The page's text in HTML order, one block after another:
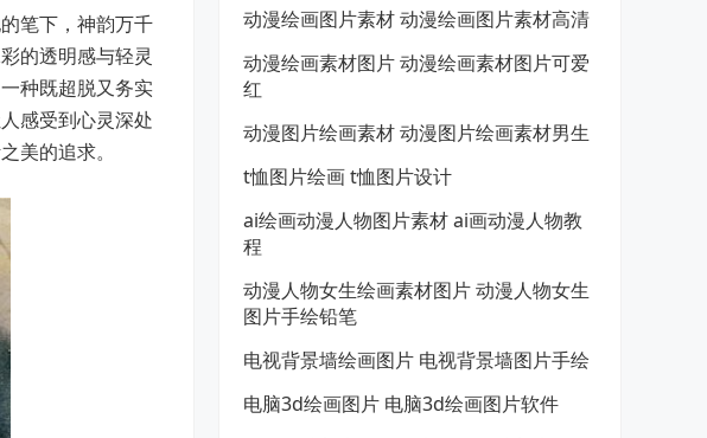
笔下，神韵万千
的透明感与轻灵
种既超脱又务实
感受到心灵深处
美的追求。
动漫绘画图片素材 动漫绘画图片素材高清
动漫绘画素材图片 动漫绘画素材图片可爱
红
动漫图片绘画素材 动漫图片绘画素材男生
t恤图片绘画 t恤图片设计
ai绘画动漫人物图片素材 ai画动漫人物教
程
动漫人物女生绘画素材图片 动漫人物女生
图片手绘铅笔
电视背景墙绘画图片 电视背景墙图片手绘
电脑3d绘画图片 电脑3d绘画图片软件